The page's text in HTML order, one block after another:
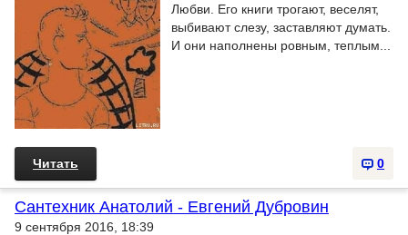
Любви. Его книги трогают, веселят,
выбивают слезу, заставляют думать.
И они наполнены ровным, теплым...
0
Читать
Сантехник Анатолий - Евгений Дубровин
9 сентября 2016, 18:39